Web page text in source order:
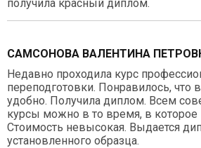
получила красный диплом.
САМСОНОВА ВАЛЕНТИНА
Недавно проходила курс
переподготовки. Понравилось, что
удобно. Получила диплом. Всем
курсы можно в то время, в которое
Стоимость невысокая. Выдается
установленного образца.